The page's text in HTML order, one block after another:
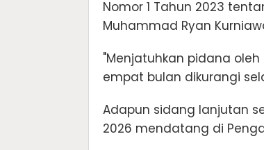
Nomor 1 Tahun 2023
Muhammad Ryan
"Menjatuhkan pidana
empat bulan dikurangi
Adapun sidang lanjutan
2026 mendatang di